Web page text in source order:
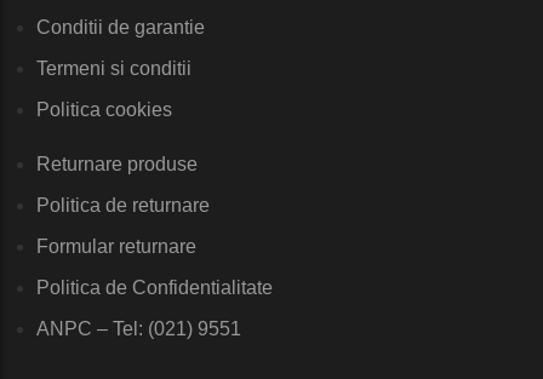
Conditii de garantie
Termeni si conditii
Politica cookies
Returnare produse
Politica de returnare
Formular returnare
Politica de Confidentialitate
ANPC – Tel: (021) 9551